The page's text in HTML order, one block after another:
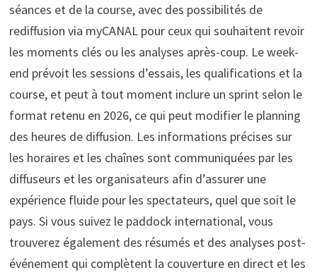
séances et de la course, avec des possibilités de
rediffusion via myCANAL pour ceux qui souhaitent revoir
les moments clés ou les analyses après-coup. Le week-
end prévoit les sessions d’essais, les qualifications et la
course, et peut à tout moment inclure un sprint selon le
format retenu en 2026, ce qui peut modifier le planning
des heures de diffusion. Les informations précises sur
les horaires et les chaînes sont communiquées par les
diffuseurs et les organisateurs afin d’assurer une
expérience fluide pour les spectateurs, quel que soit le
pays. Si vous suivez le paddock international, vous
trouverez également des résumés et des analyses post-
événement qui complètent la couverture en direct et les